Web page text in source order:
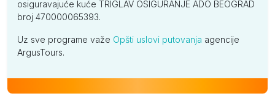
osiguravajuće kuće TRIGLAV OSIGURANJE ADO BEOGRAD
broj 470000065393.
Uz sve programe važe Opšti uslovi putovanja agencije
ArgusTours.